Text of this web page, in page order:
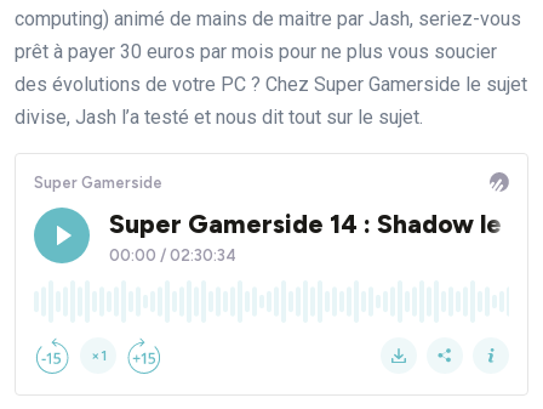
computing) animé de mains de maitre par Jash, seriez-vous
prêt à payer 30 euros par mois pour ne plus vous soucier
des évolutions de votre PC ? Chez Super Gamerside le sujet
divise, Jash l’a testé et nous dit tout sur le sujet.